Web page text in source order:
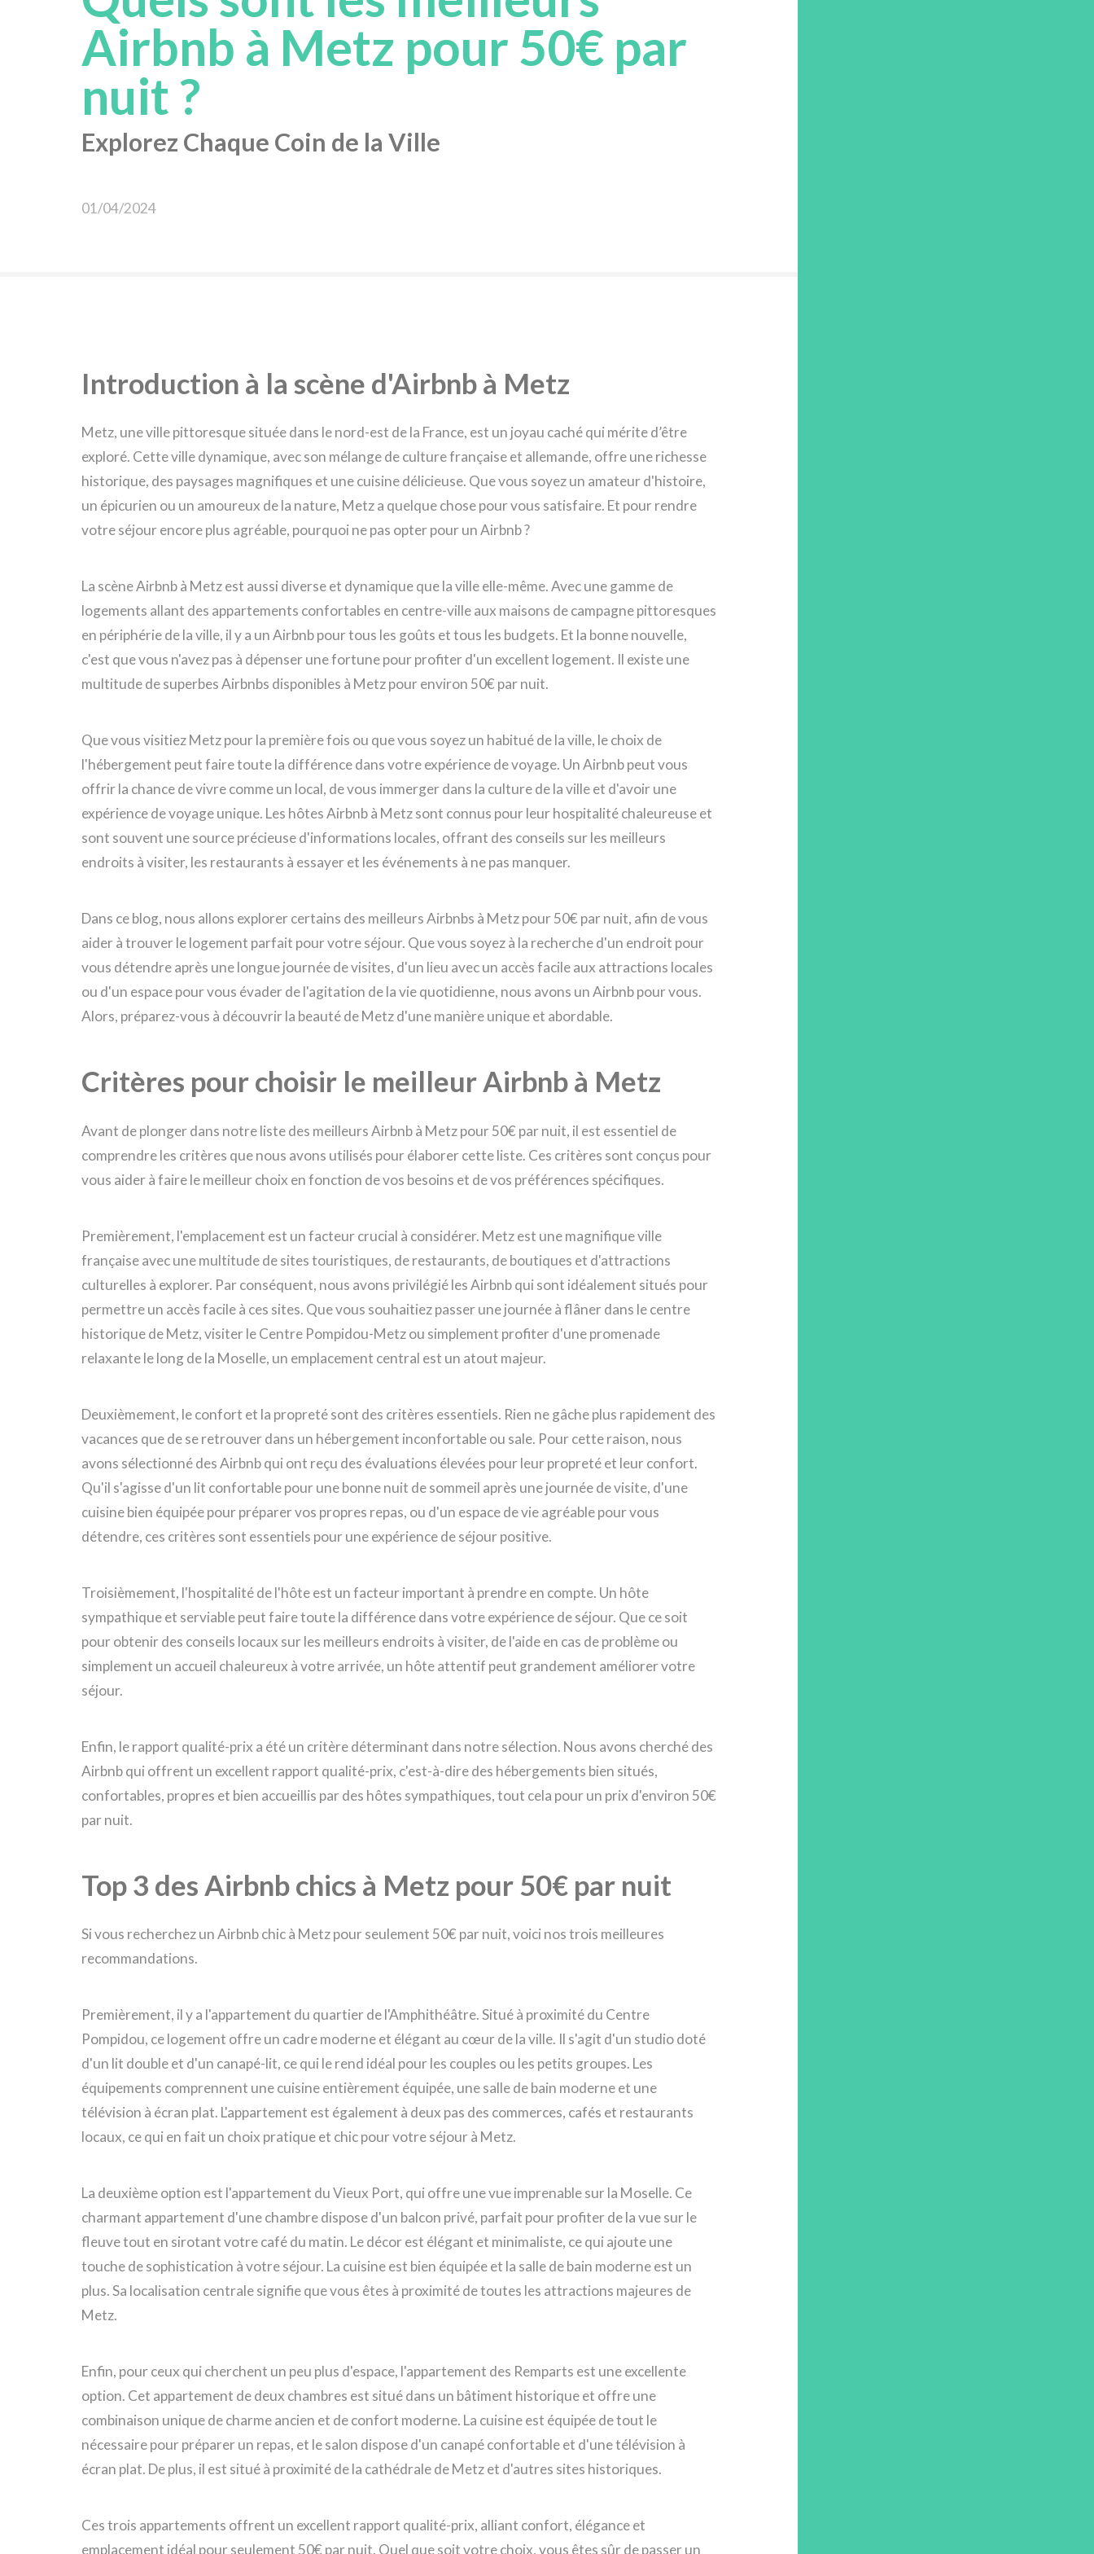
Airbnb à Metz pour 50€ par
nuit ?
Explorez Chaque Coin de la Ville
01/04/2024
Introduction à la scène d'Airbnb à Metz
Metz, une ville pittoresque située dans le nord-est de la France, est un joyau caché qui mérite d’être
exploré. Cette ville dynamique, avec son mélange de culture française et allemande, offre une richesse
historique, des paysages magnifiques et une cuisine délicieuse. Que vous soyez un amateur d'histoire,
un épicurien ou un amoureux de la nature, Metz a quelque chose pour vous satisfaire. Et pour rendre
votre séjour encore plus agréable, pourquoi ne pas opter pour un Airbnb ?
La scène Airbnb à Metz est aussi diverse et dynamique que la ville elle-même. Avec une gamme de
logements allant des appartements confortables en centre-ville aux maisons de campagne pittoresques
en périphérie de la ville, il y a un Airbnb pour tous les goûts et tous les budgets. Et la bonne nouvelle,
c'est que vous n'avez pas à dépenser une fortune pour profiter d'un excellent logement. Il existe une
multitude de superbes Airbnbs disponibles à Metz pour environ 50€ par nuit.
Que vous visitiez Metz pour la première fois ou que vous soyez un habitué de la ville, le choix de
l'hébergement peut faire toute la différence dans votre expérience de voyage. Un Airbnb peut vous
offrir la chance de vivre comme un local, de vous immerger dans la culture de la ville et d'avoir une
expérience de voyage unique. Les hôtes Airbnb à Metz sont connus pour leur hospitalité chaleureuse et
sont souvent une source précieuse d'informations locales, offrant des conseils sur les meilleurs
endroits à visiter, les restaurants à essayer et les événements à ne pas manquer.
Dans ce blog, nous allons explorer certains des meilleurs Airbnbs à Metz pour 50€ par nuit, afin de vous
aider à trouver le logement parfait pour votre séjour. Que vous soyez à la recherche d'un endroit pour
vous détendre après une longue journée de visites, d'un lieu avec un accès facile aux attractions locales
ou d'un espace pour vous évader de l'agitation de la vie quotidienne, nous avons un Airbnb pour vous.
Alors, préparez-vous à découvrir la beauté de Metz d'une manière unique et abordable.
Critères pour choisir le meilleur Airbnb à Metz
Avant de plonger dans notre liste des meilleurs Airbnb à Metz pour 50€ par nuit, il est essentiel de
comprendre les critères que nous avons utilisés pour élaborer cette liste. Ces critères sont conçus pour
vous aider à faire le meilleur choix en fonction de vos besoins et de vos préférences spécifiques.
Premièrement, l'emplacement est un facteur crucial à considérer. Metz est une magnifique ville
française avec une multitude de sites touristiques, de restaurants, de boutiques et d'attractions
culturelles à explorer. Par conséquent, nous avons privilégié les Airbnb qui sont idéalement situés pour
permettre un accès facile à ces sites. Que vous souhaitiez passer une journée à flâner dans le centre
historique de Metz, visiter le Centre Pompidou-Metz ou simplement profiter d'une promenade
relaxante le long de la Moselle, un emplacement central est un atout majeur.
Deuxièmement, le confort et la propreté sont des critères essentiels. Rien ne gâche plus rapidement des
vacances que de se retrouver dans un hébergement inconfortable ou sale. Pour cette raison, nous
avons sélectionné des Airbnb qui ont reçu des évaluations élevées pour leur propreté et leur confort.
Qu'il s'agisse d'un lit confortable pour une bonne nuit de sommeil après une journée de visite, d'une
cuisine bien équipée pour préparer vos propres repas, ou d'un espace de vie agréable pour vous
détendre, ces critères sont essentiels pour une expérience de séjour positive.
Troisièmement, l'hospitalité de l'hôte est un facteur important à prendre en compte. Un hôte
sympathique et serviable peut faire toute la différence dans votre expérience de séjour. Que ce soit
pour obtenir des conseils locaux sur les meilleurs endroits à visiter, de l'aide en cas de problème ou
simplement un accueil chaleureux à votre arrivée, un hôte attentif peut grandement améliorer votre
séjour.
Enfin, le rapport qualité-prix a été un critère déterminant dans notre sélection. Nous avons cherché des
Airbnb qui offrent un excellent rapport qualité-prix, c'est-à-dire des hébergements bien situés,
confortables, propres et bien accueillis par des hôtes sympathiques, tout cela pour un prix d'environ 50€
par nuit.
Top 3 des Airbnb chics à Metz pour 50€ par nuit
Si vous recherchez un Airbnb chic à Metz pour seulement 50€ par nuit, voici nos trois meilleures
recommandations.
Premièrement, il y a l'appartement du quartier de l'Amphithéâtre. Situé à proximité du Centre
Pompidou, ce logement offre un cadre moderne et élégant au cœur de la ville. Il s'agit d'un studio doté
d'un lit double et d'un canapé-lit, ce qui le rend idéal pour les couples ou les petits groupes. Les
équipements comprennent une cuisine entièrement équipée, une salle de bain moderne et une
télévision à écran plat. L'appartement est également à deux pas des commerces, cafés et restaurants
locaux, ce qui en fait un choix pratique et chic pour votre séjour à Metz.
La deuxième option est l'appartement du Vieux Port, qui offre une vue imprenable sur la Moselle. Ce
charmant appartement d'une chambre dispose d'un balcon privé, parfait pour profiter de la vue sur le
fleuve tout en sirotant votre café du matin. Le décor est élégant et minimaliste, ce qui ajoute une
touche de sophistication à votre séjour. La cuisine est bien équipée et la salle de bain moderne est un
plus. Sa localisation centrale signifie que vous êtes à proximité de toutes les attractions majeures de
Metz.
Enfin, pour ceux qui cherchent un peu plus d'espace, l'appartement des Remparts est une excellente
option. Cet appartement de deux chambres est situé dans un bâtiment historique et offre une
combinaison unique de charme ancien et de confort moderne. La cuisine est équipée de tout le
nécessaire pour préparer un repas, et le salon dispose d'un canapé confortable et d'une télévision à
écran plat. De plus, il est situé à proximité de la cathédrale de Metz et d'autres sites historiques.
Ces trois appartements offrent un excellent rapport qualité-prix, alliant confort, élégance et
emplacement idéal pour seulement 50€ par nuit. Quel que soit votre choix, vous êtes sûr de passer un